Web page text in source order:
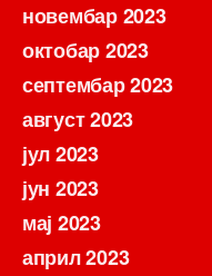
новембар 2023
октобар 2023
септембар 2023
август 2023
јул 2023
јун 2023
мај 2023
април 2023